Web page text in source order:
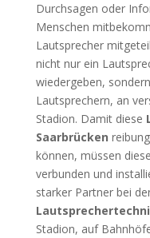
Durchsagen oder
Menschen
Lautsprecher
nicht nur ein
wiedergeben,
Lautsprechern, an
Stadion. Damit diese
Saarbrücken
können, müssen
verbunden und
starker Partner bei
Stadion, auf